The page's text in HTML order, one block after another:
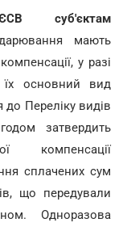
суб'єктам
мають
у разі
основний вид
до Переліку видів
затвердить
компенсації
сплачених сум
що передували
Одноразова